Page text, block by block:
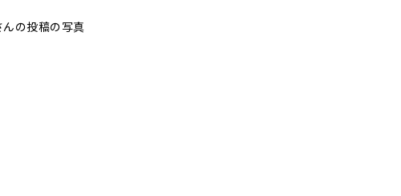
の投稿の写真